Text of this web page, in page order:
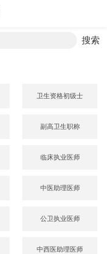
搜索
卫生资格初级士
副高卫生职称
临床执业医师
中医助理医师
公卫执业医师
中西医助理医师